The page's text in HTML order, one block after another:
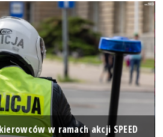
w ramach akcji SPEED